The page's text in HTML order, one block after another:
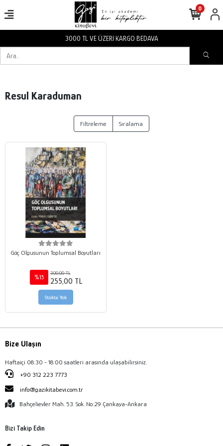
3000 TL VE ÜZERİ KARGO BEDAVA
0
Resul Karaduman
Filtreleme Sıralama
Göç Olgusunun Toplumsal Boyutları
%15
300,00 TL
255,00 TL
Stokta Yok
Bize Ulaşın
Haftaiçi 08:30 - 18:00 saatleri arasında ulaşabilirsiniz.
+90 312 223 7773
info@gazikitabevi.com.tr
Bahçelievler Mah. 53. Sok. No:29 Çankaya-Ankara
Bizi Takip Edin